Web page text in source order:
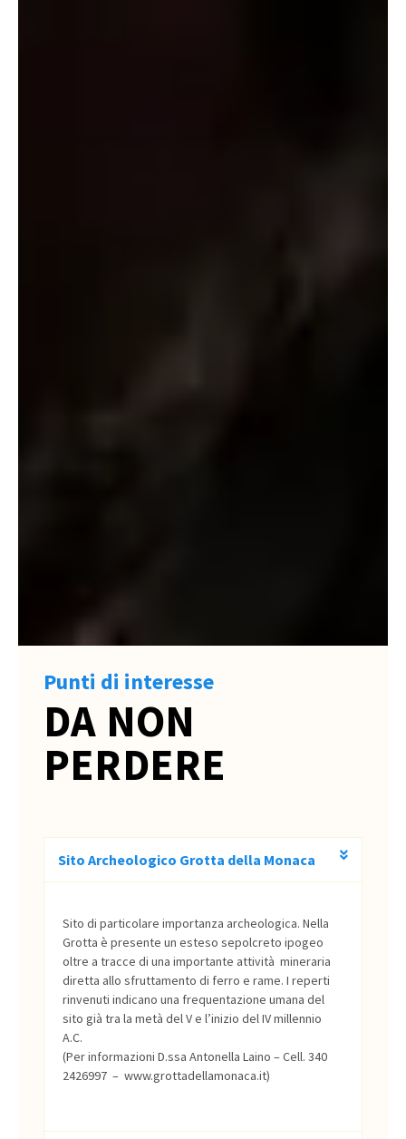
Punti di interesse
DA NON
PERDERE
Sito Archeologico Grotta della Monaca
Sito di particolare importanza archeologica. Nella
Grotta è presente un esteso sepolcreto ipogeo
oltre a tracce di una importante attività mineraria
diretta allo sfruttamento di ferro e rame. I reperti
rinvenuti indicano una frequentazione umana del
sito già tra la metà del V e l’inizio del IV millennio
A.C.
(Per informazioni D.ssa Antonella Laino – Cell. 340
2426997 – www.grottadellamonaca.it)